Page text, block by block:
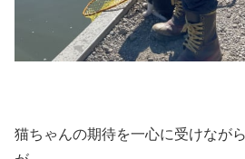
猫ちゃんの期待を一心に受けなが